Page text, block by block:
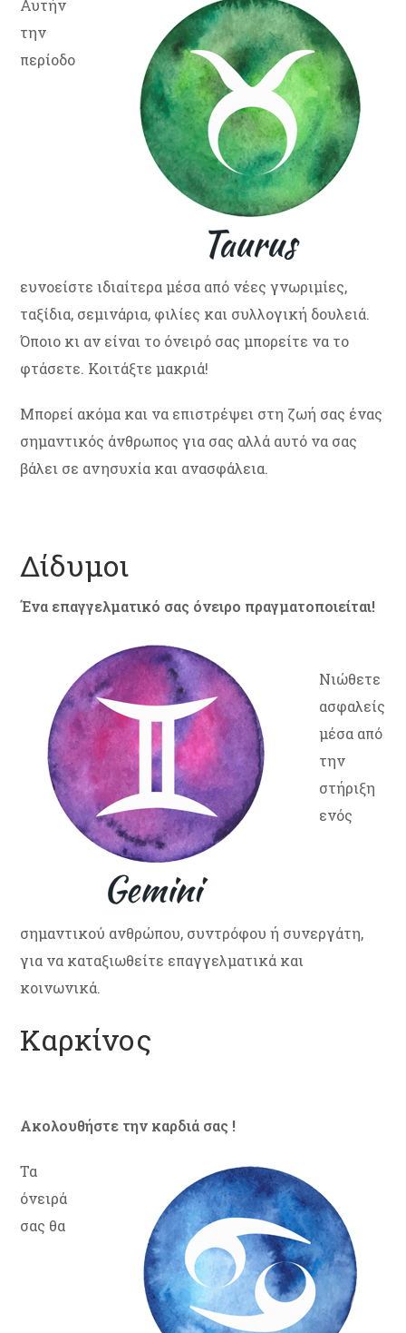
Αυτήν
την
περίοδο
ευνοείστε ιδιαίτερα μέσα από νέες γνωριμίες,
ταξίδια, σεμινάρια, φιλίες και συλλογική δουλειά.
Όποιο κι αν είναι το όνειρό σας μπορείτε να το
φτάσετε. Κοιτάξτε μακριά!
Μπορεί ακόμα και να επιστρέψει στη ζωή σας ένας
σημαντικός άνθρωπος για σας αλλά αυτό να σας
βάλει σε ανησυχία και ανασφάλεια.
Δίδυμοι
Ένα επαγγελματικό σας όνειρο πραγματοποιείται!
Νιώθετε
ασφαλείς
μέσα από
την
στήριξη
ενός
σημαντικού ανθρώπου, συντρόφου ή συνεργάτη,
για να καταξιωθείτε επαγγελματικά και
κοινωνικά.
Καρκίνος
Ακολουθήστε την καρδιά σας !
Τα
όνειρά
σας θα